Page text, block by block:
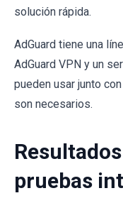
solución rápida.
AdGuard tiene una
AdGuard VPN y un
pueden usar junto
son necesarios.
pruebas